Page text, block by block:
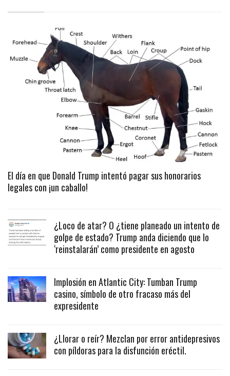
El día en que Donald Trump intentó pagar sus honorarios
legales con ¡un caballo!
¿Loco de atar? O ¿tiene planeado un intento de
golpe de estado? Trump anda diciendo que lo
‘reinstalarán’ como presidente en agosto
Implosión en Atlantic City: Tumban Trump
casino, símbolo de otro fracaso más del
expresidente
¿Llorar o reír? Mezclan por error antidepresivos
con píldoras para la disfunción eréctil.